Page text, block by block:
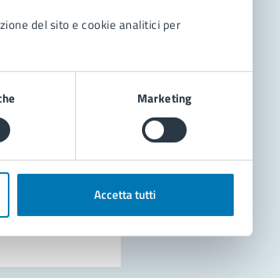
del sito e cookie analitici per
Marketing
Accetta tutti